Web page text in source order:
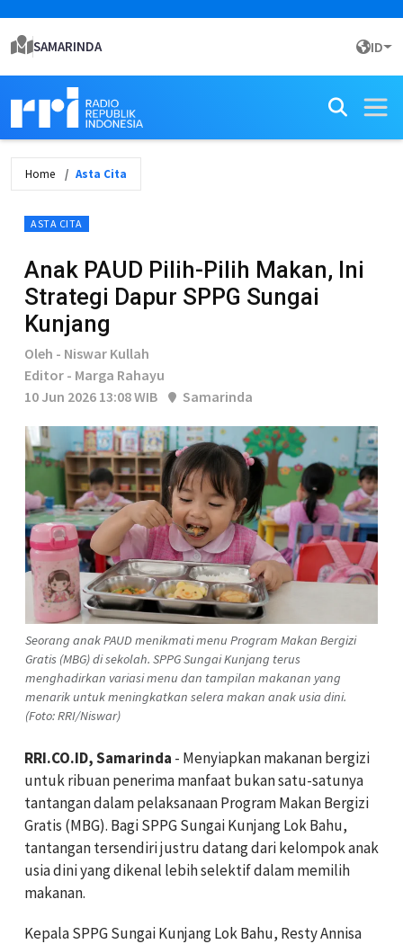
SAMARINDA ID
Home Asta Cita
ASTA CITA
Anak PAUD Pilih-Pilih Makan, Ini
Strategi Dapur SPPG Sungai
Kunjang
Oleh - Niswar Kullah
Editor - Marga Rahayu
10 Jun 2026 13:08 WIB
Samarinda
Seorang anak PAUD menikmati menu Program Makan Bergizi
Gratis (MBG) di sekolah. SPPG Sungai Kunjang terus
menghadirkan variasi menu dan tampilan makanan yang
menarik untuk meningkatkan selera makan anak usia dini.
(Foto: RRI/Niswar)
RRI.CO.ID, Samarinda - Menyiapkan makanan bergizi
untuk ribuan penerima manfaat bukan satu-satunya
tantangan dalam pelaksanaan Program Makan Bergizi
Gratis (MBG). Bagi SPPG Sungai Kunjang Lok Bahu,
tantangan tersendiri justru datang dari kelompok anak
usia dini yang dikenal lebih selektif dalam memilih
makanan.
Kepala SPPG Sungai Kunjang Lok Bahu, Resty Annisa